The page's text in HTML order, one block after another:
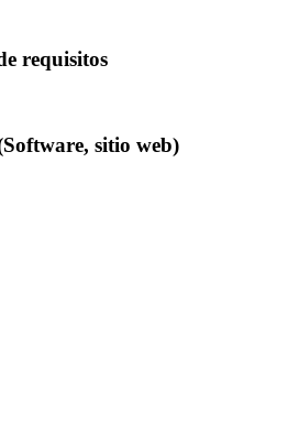
requisitos
sitio web)